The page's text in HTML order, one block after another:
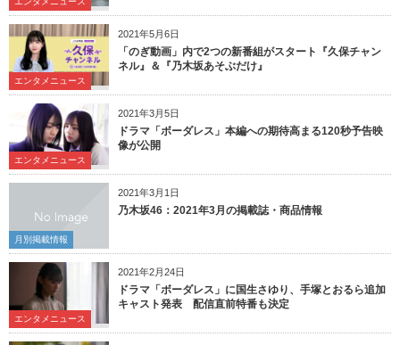
2021年5月6日
エンタメニュース
「のぎ動画」内で2つの新番組がスタート『久保チャン
ネル』＆『乃木坂あそぶだけ』
2021年3月5日
エンタメニュース
ドラマ「ボーダレス」本編への期待高まる120秒予告映
像が公開
2021年3月1日
月別掲載情報
乃木坂46：2021年3月の掲載誌・商品情報
2021年2月24日
エンタメニュース
ドラマ「ボーダレス」に国生さゆり、手塚とおるら追加
キャスト発表 配信直前特番も決定